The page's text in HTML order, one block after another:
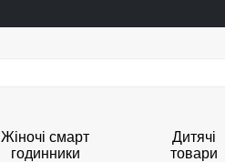
Жіночі смарт
годинники
Дитячі
товари